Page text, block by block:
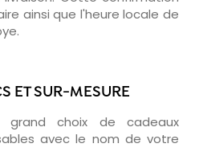
ainsi que l'heure locale de
ET SUR-MESURE
choix de cadeaux
avec le nom de votre